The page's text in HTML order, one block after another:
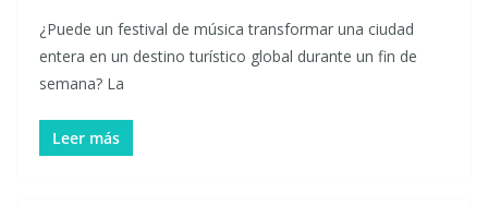
¿Puede un festival de música transformar una ciudad
entera en un destino turístico global durante un fin de
semana? La
Leer más